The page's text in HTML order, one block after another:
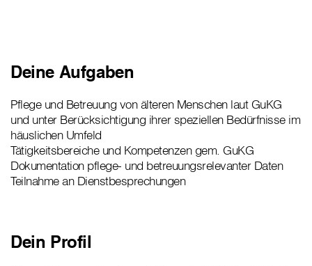
Deine Aufgaben
Pflege und Betreuung von älteren Menschen laut GuKG
und unter Berücksichtigung ihrer speziellen Bedürfnisse im
häuslichen Umfeld
Tätigkeitsbereiche und Kompetenzen gem. GuKG
Dokumentation pflege- und betreuungsrelevanter Daten
Teilnahme an Dienstbesprechungen
Dein Profil